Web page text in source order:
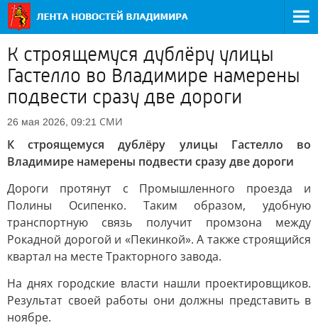
К строящемуся дублёру улицы
Гастелло во Владимире намерены
подвести сразу две дороги
26 мая 2026, 09:21 СМИ
К строящемуся дублёру улицы Гастелло во
Владимире намерены подвести сразу две дороги
Дороги протянут с Промышленного проезда и
Полины Осипенко. Таким образом, удобную
транспортную связь получит промзона между
Рокадной дорогой и «Пекинкой». А также строящийся
квартал на месте Тракторного завода.
На днях городские власти нашли проектировщиков.
Результат своей работы они должны представить в
ноябре.